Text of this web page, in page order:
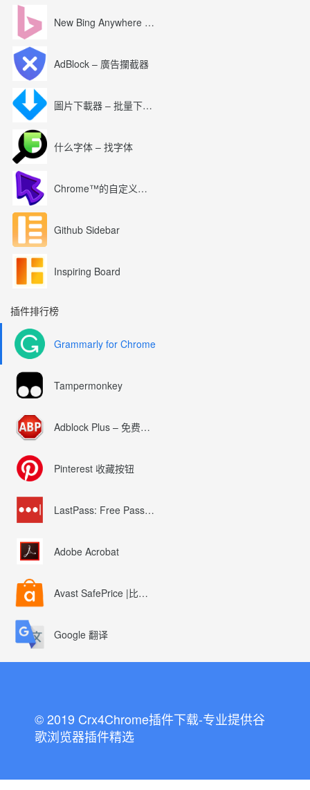
New Bing Anywhere (Bing Chat GPT-4)
AdBlock – 廣告攔截器
圖片下載器 – 批量下載圖片
什么字体 – 找字体
Chrome™的自定义光标
Github Sidebar
Inspiring Board
插件排行榜
Grammarly for Chrome
Tampermonkey
Adblock Plus – 免费的广告拦截器
Pinterest 收藏按钮
LastPass: Free Password Manager
Adobe Acrobat
Avast SafePrice |比较、交易、优惠券
Google 翻译
© 2019 Crx4Chrome插件下载-专业提供谷
歌浏览器插件精选